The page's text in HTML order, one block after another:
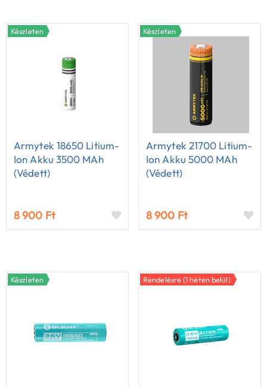
Készleten
Armytek 18650 Litium-
Ion Akku 3500 MAh
(védett)
8 900 Ft
Készleten
Armytek 21700 Litium-
Ion Akku 5000 MAh
(védett)
8 900 Ft
Készleten Rendelésre (1 héten belül)